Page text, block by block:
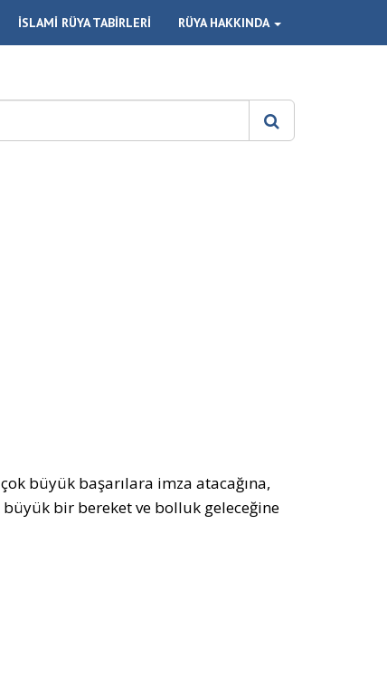
İSLAMİ RÜYA TABİRLERİ RÜYA HAKKINDA
büyük başarılara imza atacağına,
bir bereket ve bolluk geleceğine